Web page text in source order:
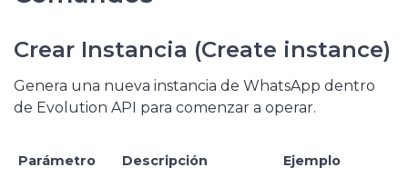
Crear Instancia (Create instance)
Genera una nueva instancia de WhatsApp dentro
de Evolution API para comenzar a operar.
Parámetro Descripción Ejemplo